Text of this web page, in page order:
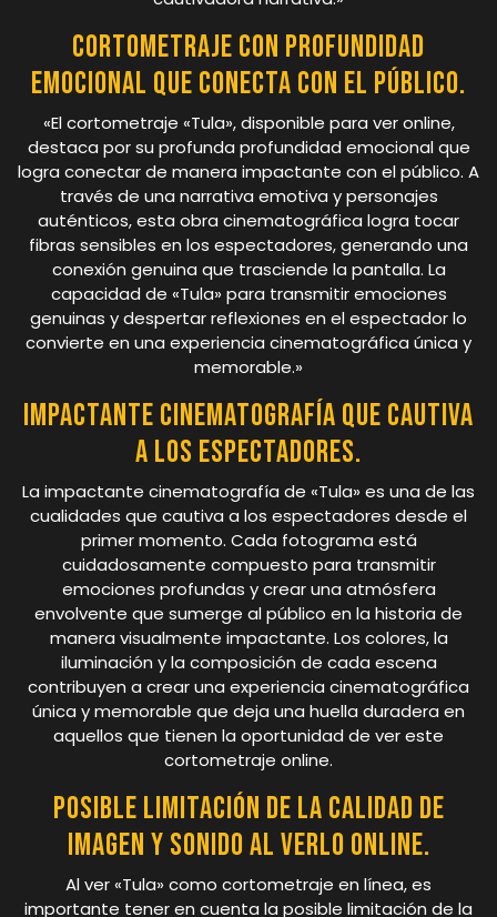
Cortometraje con profundidad
emocional que conecta con el público.
«El cortometraje «Tula», disponible para ver online,
destaca por su profunda profundidad emocional que
logra conectar de manera impactante con el público. A
través de una narrativa emotiva y personajes
auténticos, esta obra cinematográfica logra tocar
fibras sensibles en los espectadores, generando una
conexión genuina que trasciende la pantalla. La
capacidad de «Tula» para transmitir emociones
genuinas y despertar reflexiones en el espectador lo
convierte en una experiencia cinematográfica única y
memorable.»
Impactante cinematografía que cautiva
a los espectadores.
La impactante cinematografía de «Tula» es una de las
cualidades que cautiva a los espectadores desde el
primer momento. Cada fotograma está
cuidadosamente compuesto para transmitir
emociones profundas y crear una atmósfera
envolvente que sumerge al público en la historia de
manera visualmente impactante. Los colores, la
iluminación y la composición de cada escena
contribuyen a crear una experiencia cinematográfica
única y memorable que deja una huella duradera en
aquellos que tienen la oportunidad de ver este
cortometraje online.
Posible limitación de la calidad de
imagen y sonido al verlo online.
Al ver «Tula» como cortometraje en línea, es
importante tener en cuenta la posible limitación de la